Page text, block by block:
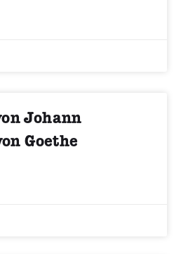
Johann
Goethe